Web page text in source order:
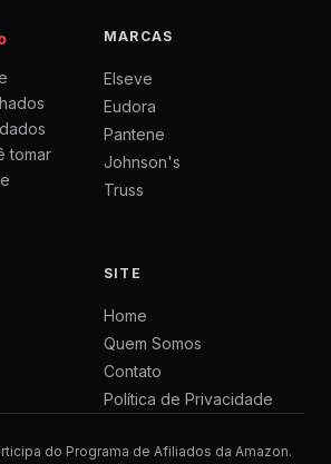
tomar
MARCAS
Elseve
Eudora
Pantene
Johnson's
Truss
SITE
Home
Quem Somos
Contato
Política de Privacidade
do Programa de Afiliados da Amazon.